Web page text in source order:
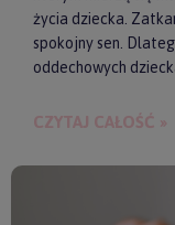
życia dziecka.
spokojny sen.
oddechowych
skutecznych
szybko i delikatnie
CZYTAJ CAŁOŚĆ »